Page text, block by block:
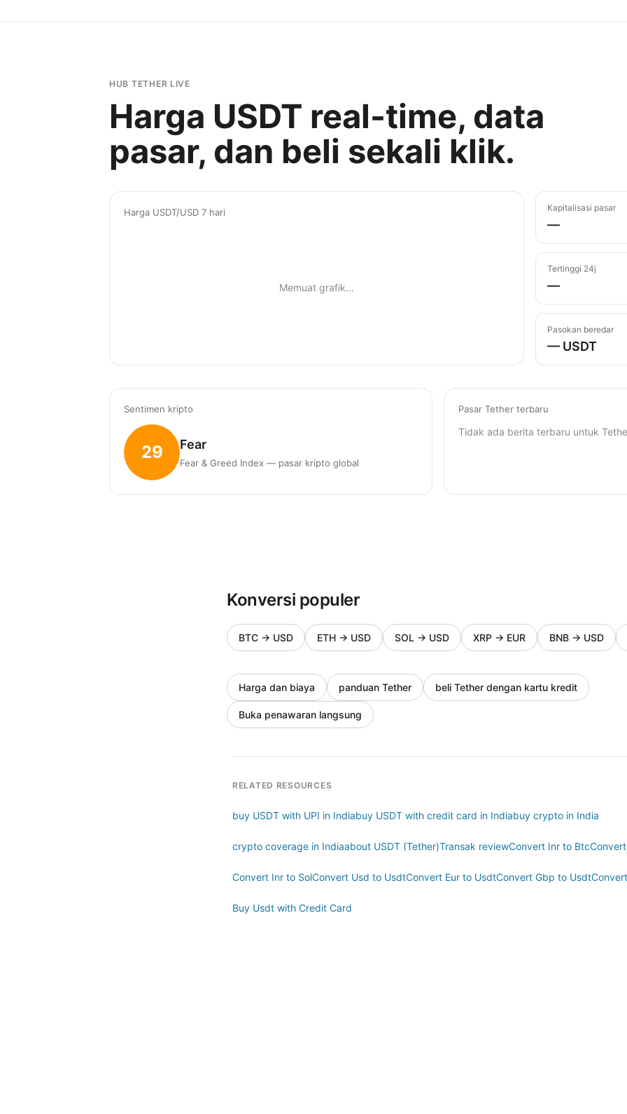
HUB TETHER LIVE
Harga USDT real-time, data
pasar, dan beli sekali klik.
Harga USDT/USD 7 hari
Memuat grafik…
Kapitalisasi pasar
—
Tertinggi 24j
—
Pasokan beredar
— USDT
Sentimen kripto
29 Fear
Fear & Greed Index — pasar kripto global
Pasar Tether terbaru
Tidak ada berita terbaru untuk
Konversi populer
BTC → USD ETH → USD SOL → USD XRP → EUR BNB → USD
Harga dan biaya panduan Tether beli Tether dengan kartu kredit
Buka penawaran langsung
RELATED RESOURCES
buy USDT with UPI in Indiabuy USDT with credit card in Indiabuy crypto in India
crypto coverage in Indiaabout USDT (Tether)Transak reviewConvert Inr to Btc
Convert Inr to SolConvert Usd to UsdtConvert Eur to UsdtConvert Gbp to Usdt
Buy Usdt with Credit Card